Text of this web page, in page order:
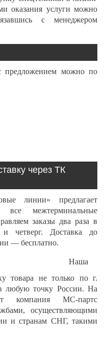
оказания услуги можно
с менеджером
предложением можно по
через ТК
линии» предлагает
все межтерминальные
заказы два раза в
Доставка до
— бесплатно.
Наша
товара не только по г.
точку России. На
компания МС-партс
осуществляющими
и странам СНГ, такими